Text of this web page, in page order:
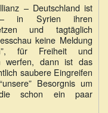
– Deutschland ist
– in Syrien ihren
und tagtäglich
keine Meldung
für Freiheit und
werfen, dann ist das
saubere Eingreifen
Besorgnis um
die schon ein paar